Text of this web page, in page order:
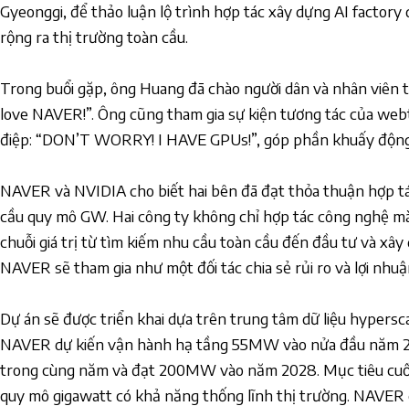
Gyeonggi, để thảo luận lộ trình hợp tác xây dựng AI factory
rộng ra thị trường toàn cầu.
Trong buổi gặp, ông Huang đã chào người dân và nhân
love NAVER!”. Ông cũng tham gia sự kiện tương tác của
điệp: “DON’T WORRY! I HAVE GPUs!”, góp phần khuấy
NAVER và NVIDIA cho biết hai bên đã đạt thỏa thuận hợp
cầu quy mô GW. Hai công ty không chỉ hợp tác công nghệ
chuỗi giá trị từ tìm kiếm nhu cầu toàn cầu đến đầu tư và
NAVER sẽ tham gia như một đối tác chia sẻ rủi ro và lợi
Dự án sẽ được triển khai dựa trên trung tâm dữ liệu
NAVER dự kiến vận hành hạ tầng 55MW vào nửa đầu năm
trong cùng năm và đạt 200MW vào năm 2028. Mục tiêu
quy mô gigawatt có khả năng thống lĩnh thị trường.